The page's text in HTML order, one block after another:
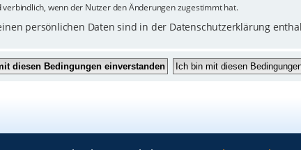
wenn der Nutzer den Änderungen zugestimmt hat.
persönlichen Daten sind in der Datenschutzerklärung